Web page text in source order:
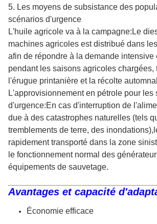
5. Les moyens de subsistance des
scénarios d'urgence
L'huile agricole va à la campagne:Le
machines agricoles est distribué dans
afin de répondre à la demande intensive
pendant les saisons agricoles chargées,
l'érugue printanière et la récolte
L'approvisionnement en pétrole pour les
d'urgence:En cas d'interruption de
due à des catastrophes naturelles (tels
tremblements de terre, des
rapidement transporté dans la zone
le fonctionnement normal des
équipements de sauvetage.
Avantages et capacité
Économie efficace